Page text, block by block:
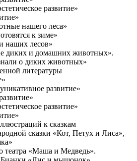
развитие»
нашего леса»
к зиме»
наших лесов»
диких и домашних животных».
о диких животных»
литературы
развитие»
развитие»
к сказкам
сказки «Кот, Петух и Лиса»,
театра «Маша и Медведь».